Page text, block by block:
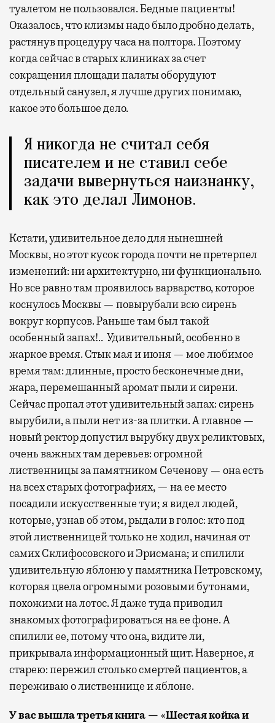
туалетом не пользовался. Бедные пациенты!
Оказалось, что клизмы надо было дробно делать,
растянув процедуру часа на полтора. Поэтому
когда сейчас в старых клиниках за счет
сокращения площади палаты оборудуют
отдельный санузел, я лучше других понимаю,
какое это большое дело.
Я никогда не считал себя
писателем и не ставил себе
задачи вывернуться наизнанку,
как это делал Лимонов.
Кстати, удивительное дело для нынешней
Москвы, но этот кусок города почти не претерпел
изменений: ни архитектурно, ни функционально.
Но все равно там проявилось варварство, которое
коснулось Москвы — повырубали всю сирень
вокруг корпусов. Раньше там был такой
особенный запах!.. Удивительный, особенно в
жаркое время. Стык мая и июня — мое любимое
время там: длинные, просто бесконечные дни,
жара, перемешанный аромат пыли и сирени.
Сейчас пропал этот удивительный запах: сирень
вырубили, а пыли нет из-за плитки. А главное —
новый ректор допустил вырубку двух реликтовых,
очень важных там деревьев: огромной
лиственницы за памятником Сеченову — она есть
на всех старых фотографиях, — на ее место
посадили искусственные туи; я видел людей,
которые, узнав об этом, рыдали в голос: кто под
этой лиственницей только не ходил, начиная от
самих Склифосовского и Эрисмана; и спилили
удивительную яблоню у памятника Петровскому,
которая цвела огромными розовыми бутонами,
похожими на лотос. Я даже туда приводил
знакомых фотографироваться на ее фоне. А
спилили ее, потому что она, видите ли,
прикрывала информационный щит. Наверное, я
старею: пережил столько смертей пациентов, а
переживаю о лиственнице и яблоне.
Увас вышла третья книга — «Шестая койка и